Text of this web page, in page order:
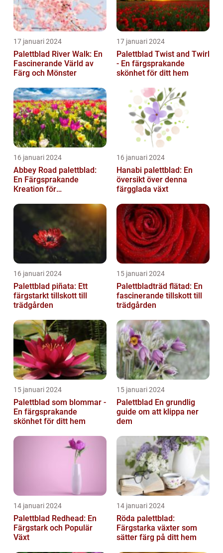
17 januari 2024
Palettblad River Walk: En
Fascinerande Värld av
Färg och Mönster
17 januari 2024
Palettblad Twist and Twirl
- En färgsprakande
skönhet för ditt hem
16 januari 2024
Abbey Road palettblad:
En Färgsprakande
Kreation för
16 januari 2024
Hanabi palettblad: En
översikt över denna
färgglada växt
16 januari 2024
Palettblad piñata: Ett
färgstarkt tillskott till
trädgården
15 januari 2024
Palettbladträd flätad: En
fascinerande tillskott till
trädgården
15 januari 2024
Palettblad som blommar -
En färgsprakande
skönhet för ditt hem
15 januari 2024
Palettblad En grundlig
guide om att klippa ner
dem
14 januari 2024
Palettblad Redhead: En
Färgstark och Populär
Växt
14 januari 2024
Röda palettblad:
Färgstarka växter som
sätter färg på ditt hem